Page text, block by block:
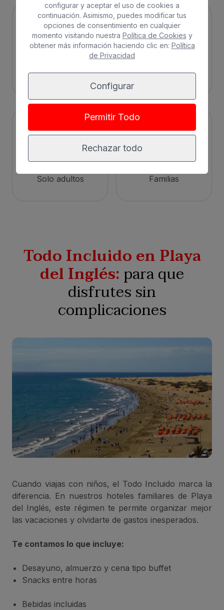
Ciudad Todo incluido
Solo adultos Familias
Todo Incluido en Playa
del Inglés:para que
disfrutes sin
complicaciones
Cuando viajas con niños, el Todo Incluido marca la
diferencia. En nuestros hoteles familiares de Playa
del Inglés, este régimen te permite organizar mejor
las vacaciones y olvidarte de gastos inesperados.
Te contamos lo que incluye:
Desayuno, almuerzo y cena tipo buffet
Snacks entre horas
Bebidas incluidas
configurar y aceptar el uso de cookies a
continuación. Asimismo, puedes modificar tus
opciones de consentimiento en cualquier
momento visitando nuestra Política de Cookies y
obtener más información haciendo clic en: Política
de Privacidad
Configurar
Permitir Todo
Rechazar todo